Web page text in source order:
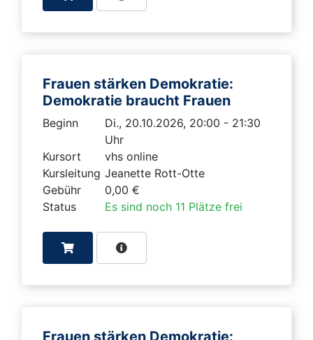
Frauen stärken Demokratie:
Demokratie braucht Frauen
Beginn
Di., 20.10.2026, 20:00 - 21:30
Uhr
Kursort
vhs online
Kursleitung Jeanette Rott-Otte
Gebühr
0,00 €
Status
Es sind noch 11 Plätze frei
Frauen stärken Demokratie: